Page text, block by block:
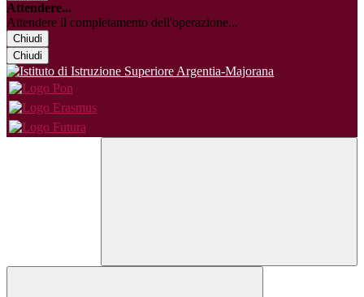
Attendere...
Attendere il completamento dell'operazione...
Chiudi
Chiudi